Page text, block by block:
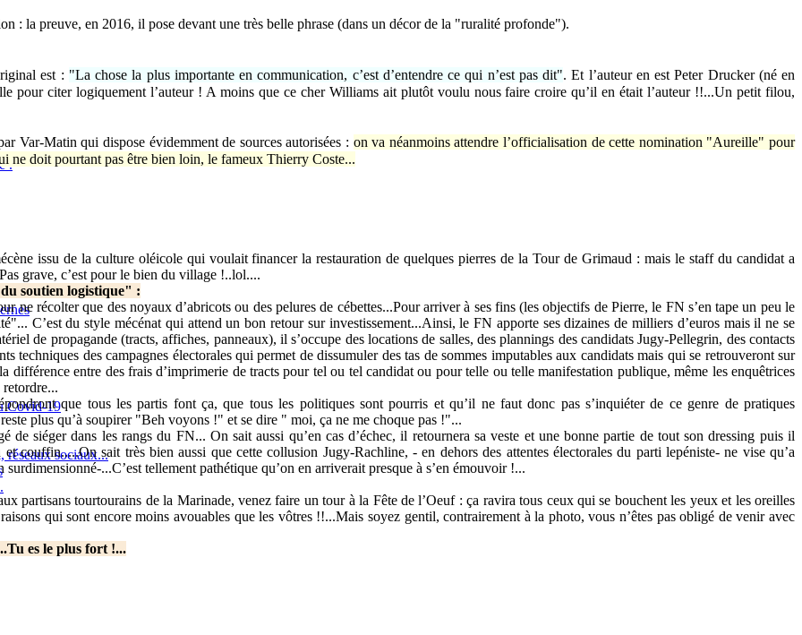
.
Covid-19
réseaux sociaux...
: la preuve, en 2016, il pose devant une très belle phrase (dans un décor de la "ruralité profonde").
est : "La chose la plus importante en communication, c’est d’entendre ce qui n’est pas dit". Et l’auteur en est Peter Drucker (né en
pour citer logiquement l’auteur ! A moins que ce cher Williams ait plutôt voulu nous faire croire qu’il en était l’auteur !!...Un petit filou,
Var-Matin qui dispose évidemment de sources autorisées : on va néanmoins attendre l’officialisation de cette nomination "Aureille" pour
ne doit pourtant pas être bien loin, le fameux Thierry Coste...
issu de la culture oléicole qui voulait financer la restauration de quelques pierres de la Tour de Grimaud : mais le staff du candidat a
grave, c’est pour le bien du village !..lol....
soutien logistique" :
ne récolter que des noyaux d’abricots ou des pelures de cébettes...Pour arriver à ses fins (les objectifs de Pierre, le FN s’en tape un peu le
C’est du style mécénat qui attend un bon retour sur investissement...Ainsi, le FN apporte ses dizaines de milliers d’euros mais il ne se
de propagande (tracts, affiches, panneaux), il s’occupe des locations de salles, des plannings des candidats Jugy-Pellegrin, des contacts
techniques des campagnes électorales qui permet de dissumuler des tas de sommes imputables aux candidats mais qui se retrouveront sur
entre des frais d’imprimerie de tracts pour tel ou tel candidat ou pour telle ou telle manifestation publique, même les enquêtrices
que tous les partis font ça, que tous les politiques sont pourris et qu’il ne faut donc pas s’inquiéter de ce genre de pratiques
plus qu’à soupirer "Beh voyons !" et se dire " moi, ça ne me choque pas !"...
siéger dans les rangs du FN... On sait aussi qu’en cas d’échec, il retournera sa veste et une bonne partie de tout son dressing puis il
couffin.....On sait très bien aussi que cette collusion Jugy-Rachline, - en dehors des attentes électorales du parti lepéniste- ne vise qu’a
...C’est tellement pathétique qu’on en arriverait presque à s’en émouvoir !...
partisans tourtourains de la Marinade, venez faire un tour à la Fête de l’Oeuf : ça ravira tous ceux qui se bouchent les yeux et les oreilles
qui sont encore moins avouables que les vôtres !!...Mais soyez gentil, contrairement à la photo, vous n’êtes pas obligé de venir avec
es le plus fort !...